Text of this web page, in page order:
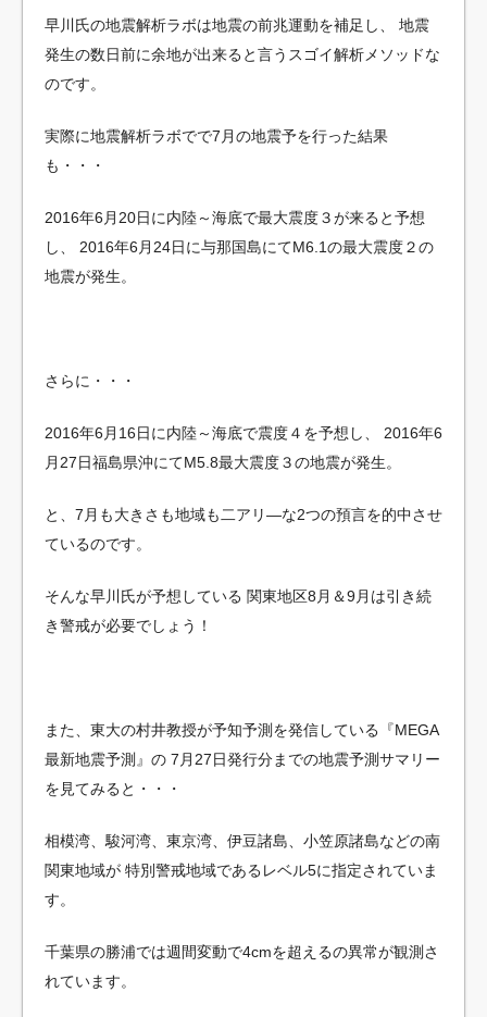
早川氏の地震解析ラボは地震の前兆運動を補足し、
地震
発生の数日前に余地が出来ると言うスゴイ解析メソッドな
のです。
実際に地震解析ラボでで7月の地震予を行った結果
も・・・
2016年6月20日に内陸～海底で最大震度３が来ると予想
し、
2016年6月24日に与那国島にてM6.1の最大震度２の
地震が発生。
さらに・・・
2016年6月16日に内陸～海底で震度４を予想し、
2016年6
月27日福島県沖にてM5.8最大震度３の地震が発生。
と、7月も大きさも地域も二アリ―な2つの預言を的中させ
ているのです。
そんな早川氏が予想している 関東地区8月＆9月は引き続
き警戒が必要でしょう！
また、東大の村井教授が予知予測を発信している『MEGA
最新地震予測』の 7月27日発行分までの地震予測サマリー
を見てみると・・・
相模湾、駿河湾、東京湾、伊豆諸島、小笠原諸島などの南
関東地域が 特別警戒地域であるレベル5に指定されていま
す。
千葉県の勝浦では週間変動で4cmを超えるの異常が観測さ
れています。